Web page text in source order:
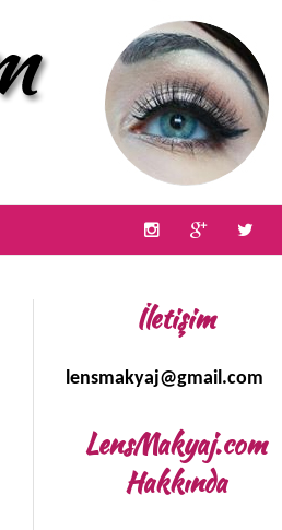
İletişim
lensmakyaj@gmail.com
LensMakyaj.com
Hakkında